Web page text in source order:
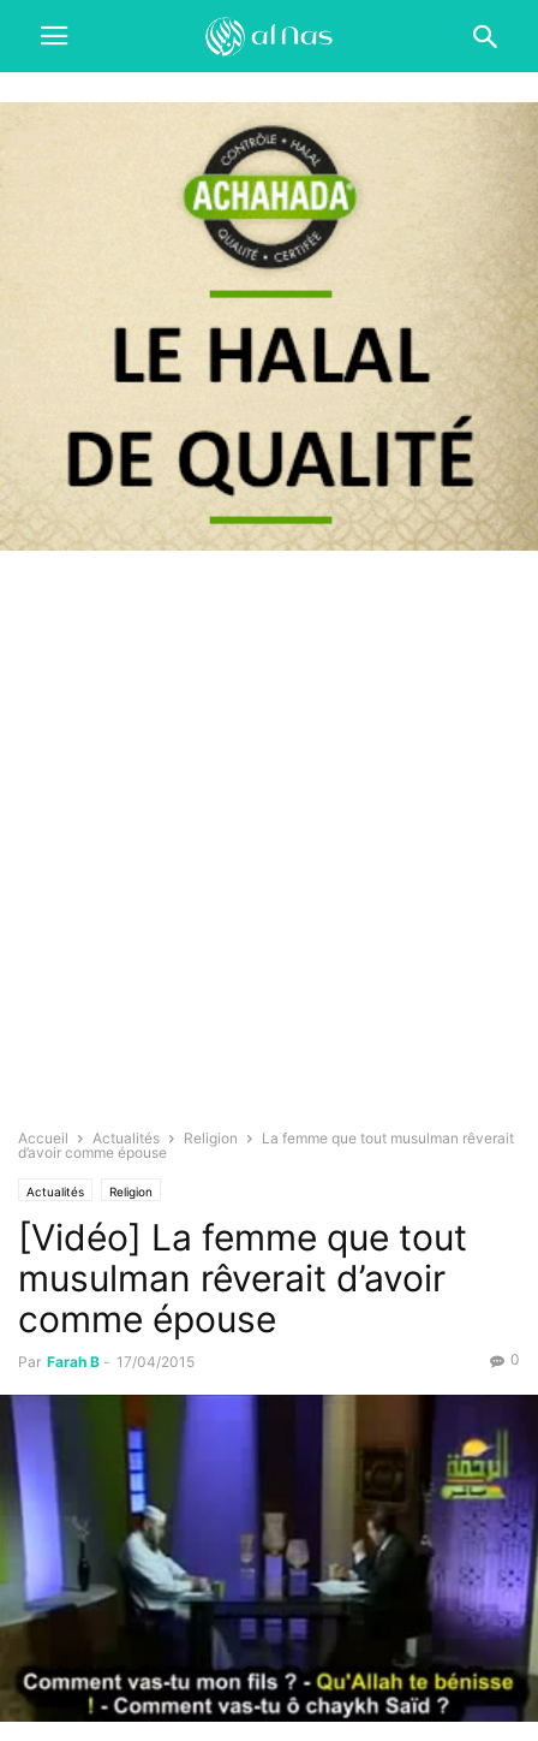
Accueil Actualités Religion
La femme que tout musulman rêverait
d’avoir comme épouse
Actualités Religion
[Vidéo] La femme que tout
musulman rêverait d’avoir
comme épouse
Par Farah B - 17/04/2015 0